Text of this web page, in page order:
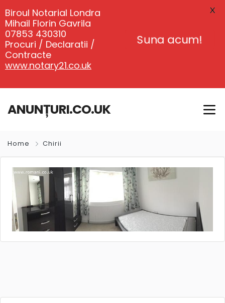
ANUNȚURI.CO.UK
Home Chirii
Biroul Notarial Londra
Mihail Florin Gavrila
07853 430310
Procuri / Declaratii /
Contracte
www.notary21.co.uk
Suna acum!
X